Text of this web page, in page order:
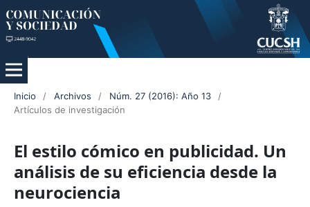
Inicio / Archivos / Núm. 27 (2016): Año 13
/
Artículos de investigación
El estilo cómico en publicidad. Un
análisis de su eficiencia desde la
neurociencia